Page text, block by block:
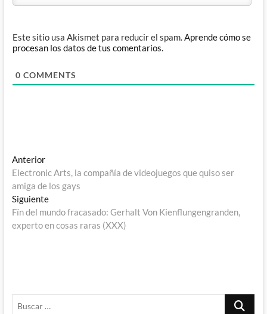
Este sitio usa Akismet para reducir el spam.Aprende cómo se
procesan los datos de tus comentarios.
0 COMMENTS
Navegación
de
entradas
AnteriorEntrada
anterior:
Electronic Arts, la compañía de videojuegos que quiso ser
amiga de los gays
SiguienteEntrada
siguiente:
Fín del mundo fracasado: Gerhalt Von Kienflungengranden,
experto en cosas raras (XXX)
Buscar